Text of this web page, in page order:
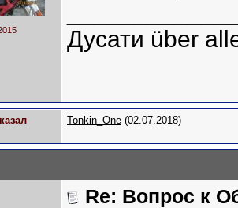
Дусати über
Tonkin_One (02.07.2018)
Re: Вопрос к